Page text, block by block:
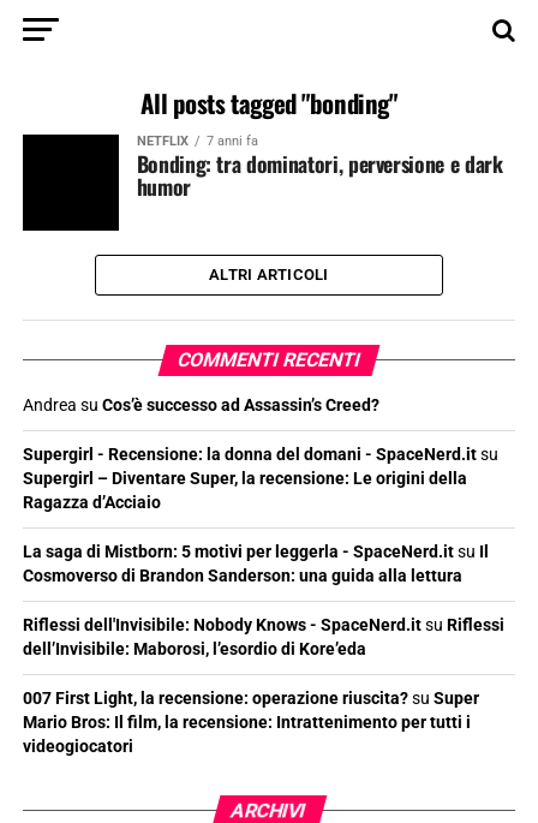
All posts tagged "bonding"
NETFLIX 7 anni fa
Bonding: tra dominatori, perversione e dark
humor
ALTRI ARTICOLI
COMMENTI RECENTI
Andrea su Cos’è successo ad Assassin’s Creed?
Supergirl - Recensione: la donna del domani - SpaceNerd.itsu
Supergirl – Diventare Super, la recensione: Le origini della
Ragazza d’Acciaio
La saga di Mistborn: 5 motivi per leggerla - SpaceNerd.itsu Il
Cosmoverso di Brandon Sanderson: una guida alla lettura
Riflessi dell'Invisibile: Nobody Knows - SpaceNerd.itsu Riflessi
dell’Invisibile: Maborosi, l’esordio di Kore’eda
007 First Light, la recensione: operazione riuscita?su Super
Mario Bros: Il film, la recensione: Intrattenimento per tutti i
videogiocatori
ARCHIVI